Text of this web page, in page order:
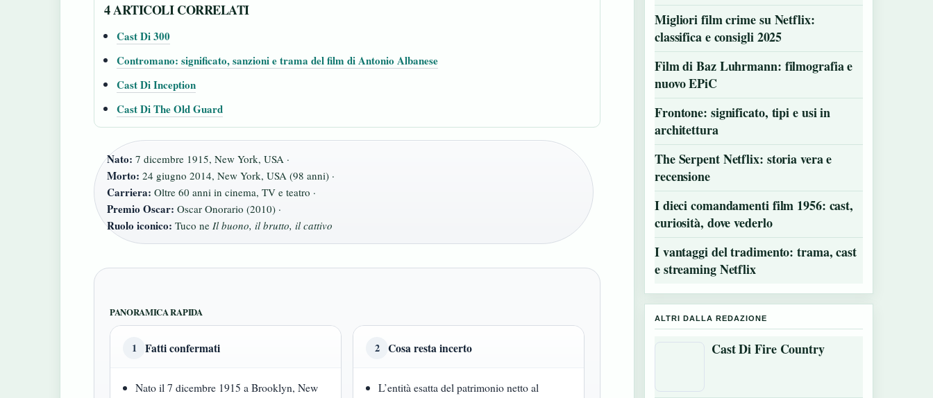
4 ARTICOLI CORRELATI
Cast Di 300
Contromano: significato, sanzioni e trama del film di Antonio Albanese
Cast Di Inception
Cast Di The Old Guard
Nato: 7 dicembre 1915, New York, USA ·
Morto: 24 giugno 2014, New York, USA (98 anni) ·
Carriera: Oltre 60 anni in cinema, TV e teatro ·
Premio Oscar: Oscar Onorario (2010) ·
Ruolo iconico: Tuco ne Il buono, il brutto, il cattivo
PANORAMICA RAPIDA
1 Fatti confermati
Nato il 7 dicembre 1915 a Brooklyn, New
2 Cosa resta incerto
L’entità esatta del patrimonio netto al
Migliori film crime su Netflix:
classifica e consigli 2025
Film di Baz Luhrmann: filmografia e
nuovo EPiC
Frontone: significato, tipi e usi in
architettura
The Serpent Netflix: storia vera e
recensione
I dieci comandamenti film 1956: cast,
curiosità, dove vederlo
I vantaggi del tradimento: trama, cast
e streaming Netflix
ALTRI DALLA REDAZIONE
Cast Di Fire Country